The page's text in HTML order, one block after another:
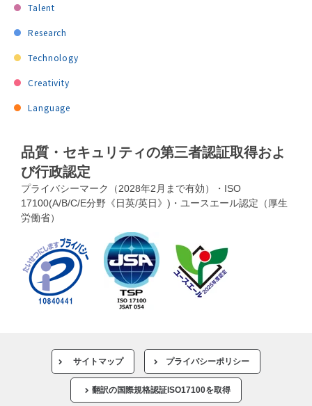
Talent
Research
Technology
Creativity
Language
品質・セキュリティの第三者認証取得およ
び行政認定
プライバシーマーク（2028年2月まで有効）・ISO
17100(A/B/C/E分野《日英/英日》)・ユースエール認定（厚生
労働省）
サイトマップ プライバシーポリシー
翻訳の国際規格認証ISO17100を取得